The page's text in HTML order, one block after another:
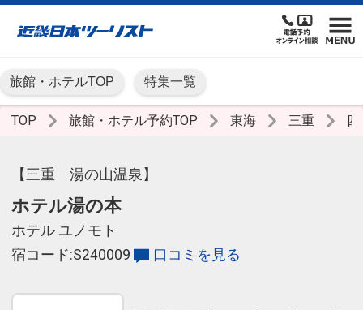
旅館・ホテルTOP 特集一覧
TOP 旅館・ホテル予約TOP 東海 三重
【三重 湯の山温泉】
ホテル湯の本
ホテル ユノモト
宿コード:S240009
口コミを見る